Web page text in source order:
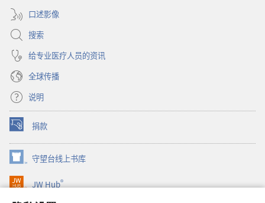
口述影像
搜索
给专业医疗人员的资讯
全球传播
说明
捐款
（打
开
新
窗
口）
守望台线上书库
（打
开
新
JW Hub®
（打